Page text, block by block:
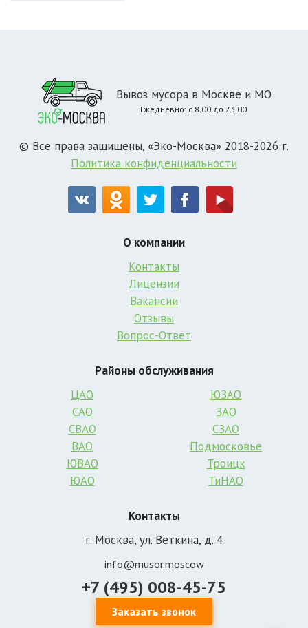
Вывоз мусора в Москве и МО
Ежедневно: с 8.00 до 23.00
© Все права защищены, «Эко-Москва» 2018-2026 г.
Политика конфиденциальности
О компании
Контакты
Лицензии
Вакансии
Отзывы
Вопрос-Ответ
Районы обслуживания
ЦАО
САО
СВАО
ВАО
ЮВАО
ЮАО
ЮЗАО
ЗАО
СЗАО
Подмосковье
Троицк
ТиНАО
Контакты
г. Москва, ул. Веткина, д. 4
info@musor.moscow
+7 (495) 008-45-75
Заказать звонок